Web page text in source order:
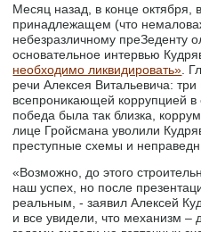
Месяц назад, в конце октября,
принадлежащем (что
небезразличному преЗеденту
основательное интервью
необходимо ликвидировать» .
речи Алексея Витальевича:
всепроникающей коррупцией в
победа была так близка,
лице Гройсмана уволили
преступные схемы и
«Возможно, до этого
наш успех, но после
реальным, - заявил Алексей
и все увидели, что механизм –